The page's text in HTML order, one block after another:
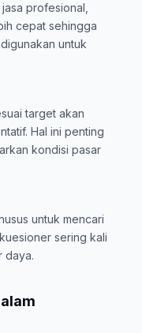
profesional,
cepat sehingga
untuk
target akan
Hal ini penting
kondisi pasar
untuk mencari
sering kali
daya.